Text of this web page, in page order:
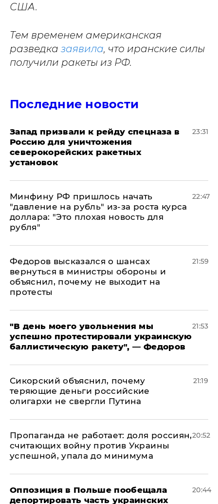
США.
Тем временем американская
разведка заявила, что иранские силы
получили ракеты из РФ.
Последние новости
Запад призвали к рейду спецназа в
Россию для уничтожения
северокорейских ракетных
установок
23:31
Минфину РФ пришлось начать
"давление на рубль" из-за роста курса
доллара: "Это плохая новость для
рубля"
22:47
Федоров высказался о шансах
вернуться в министры обороны и
объяснил, почему не выходит на
протесты
21:59
​"В день моего увольнения мы
успешно протестировали украинскую
баллистическую ракету", — Федоров
21:53
Сикорский объяснил, почему
теряющие деньги российские
олигархи не свергли Путина
21:19
​Пропаганда не работает: доля россиян,
считающих войну против Украины
успешной, упала до минимума
20:52
Оппозиция в Польше пообещала
депортировать часть украинских
20:44